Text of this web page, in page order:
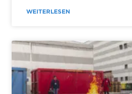
WEITERLESEN